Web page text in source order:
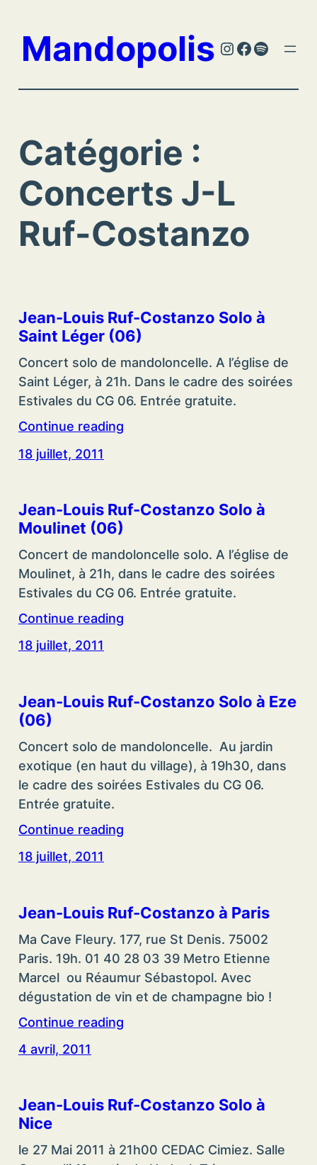
contenu
Mandopolis Instagram
Facebook
Spotify
Catégorie :
Concerts J-L
Ruf-Costanzo
Jean-Louis Ruf-Costanzo Solo à
Saint Léger (06)
Concert solo de mandoloncelle. A l’église de
Saint Léger, à 21h. Dans le cadre des soirées
Estivales du CG 06. Entrée gratuite.
Continue reading
18 juillet, 2011
Jean-Louis Ruf-Costanzo Solo à
Moulinet (06)
Concert de mandoloncelle solo. A l’église de
Moulinet, à 21h, dans le cadre des soirées
Estivales du CG 06. Entrée gratuite.
Continue reading
18 juillet, 2011
Jean-Louis Ruf-Costanzo Solo à Eze
(06)
Concert solo de mandoloncelle. Au jardin
exotique (en haut du village), à 19h30, dans
le cadre des soirées Estivales du CG 06.
Entrée gratuite.
Continue reading
18 juillet, 2011
Jean-Louis Ruf-Costanzo à Paris
Ma Cave Fleury. 177, rue St Denis. 75002
Paris. 19h. 01 40 28 03 39 Metro Etienne
Marcel ou Réaumur Sébastopol. Avec
dégustation de vin et de champagne bio !
Continue reading
4 avril, 2011
Jean-Louis Ruf-Costanzo Solo à
Nice
le 27 Mai 2011 à 21h00 CEDAC Cimiez. Salle